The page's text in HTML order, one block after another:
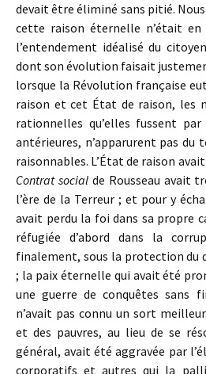
devait être éliminé sans pitié.
cette raison éternelle n’était en
l’entendement idéalisé du
dont son évolution faisait
lorsque la Révolution française
raison et cet État de raison, les
rationnelles qu’elles fussent
antérieures, n’apparurent pas
raisonnables. L’État de raison
Contrat socialde Rousseau avait
l’ère de la Terreur ; et pour y
avait perdu la foi dans sa propre
réfugiée d’abord dans la
finalement, sous la protection du
; la paix éternelle qui avait été
une guerre de conquêtes sans
n’avait pas connu un sort
et des pauvres, au lieu de se
général, avait été aggravée par
corporatifs et autres qui la